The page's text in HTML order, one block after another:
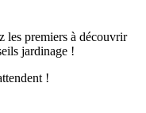
les premiers à découvrir
jardinage !
!